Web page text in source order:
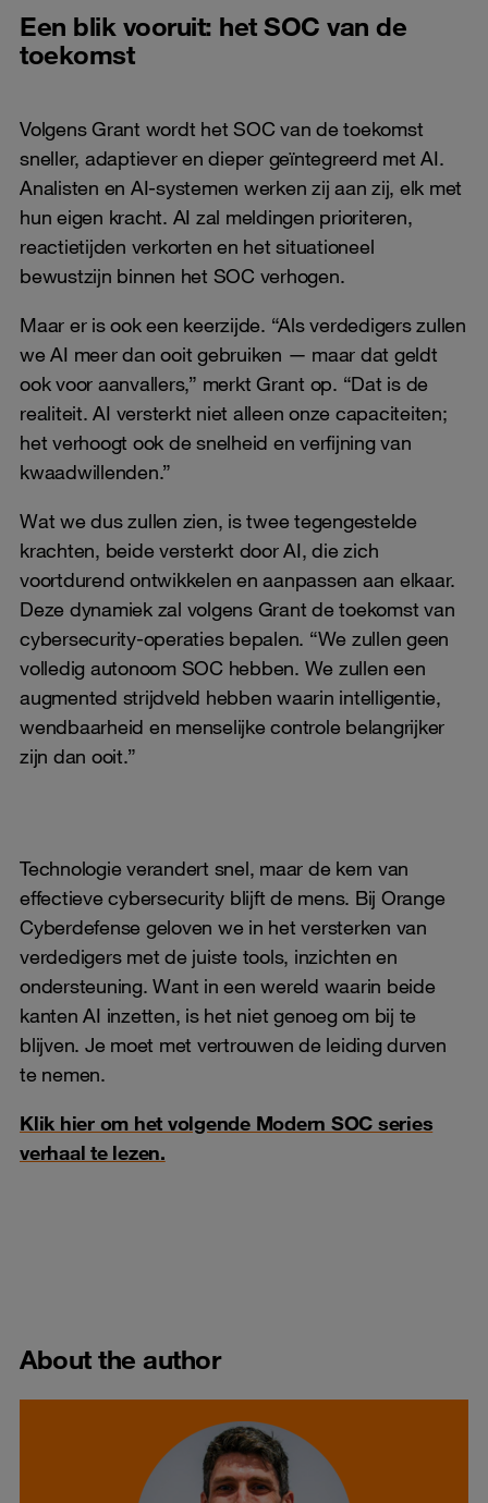
Een blik vooruit: het SOC van de
toekomst
Volgens Grant wordt het SOC van de toekomst
sneller, adaptiever en dieper geïntegreerd met AI.
Analisten en AI-systemen werken zij aan zij, elk met
hun eigen kracht. AI zal meldingen prioriteren,
reactietijden verkorten en het situationeel
bewustzijn binnen het SOC verhogen.
Maar er is ook een keerzijde. “Als verdedigers zullen
we AI meer dan ooit gebruiken — maar dat geldt
ook voor aanvallers,” merkt Grant op. “Dat is de
realiteit. AI versterkt niet alleen onze capaciteiten;
het verhoogt ook de snelheid en verfijning van
kwaadwillenden.”
Wat we dus zullen zien, is twee tegengestelde
krachten, beide versterkt door AI, die zich
voortdurend ontwikkelen en aanpassen aan elkaar.
Deze dynamiek zal volgens Grant de toekomst van
cybersecurity-operaties bepalen. “We zullen geen
volledig autonoom SOC hebben. We zullen een
augmented strijdveld hebben waarin intelligentie,
wendbaarheid en menselijke controle belangrijker
zijn dan ooit.”
Technologie verandert snel, maar de kern van
effectieve cybersecurity blijft de mens. Bij Orange
Cyberdefense geloven we in het versterken van
verdedigers met de juiste tools, inzichten en
ondersteuning. Want in een wereld waarin beide
kanten AI inzetten, is het niet genoeg om bij te
blijven. Je moet met vertrouwen de leiding durven
te nemen.
Klik hier om het volgende Modern SOC series
verhaal te lezen.
About the author